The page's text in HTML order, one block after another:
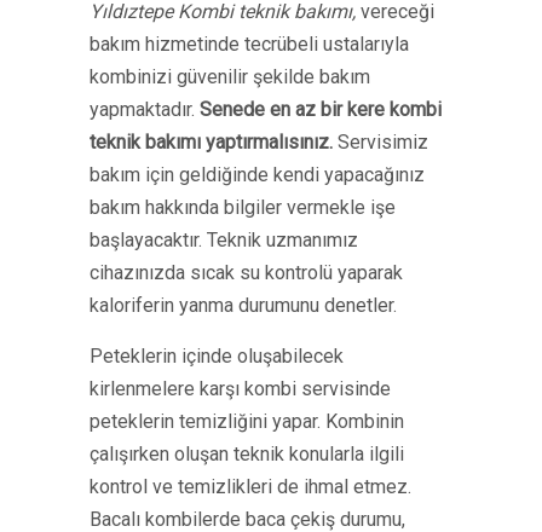
Yıldıztepe Kombi teknik bakımı, vereceği
bakım hizmetinde tecrübeli ustalarıyla
kombinizi güvenilir şekilde bakım
yapmaktadır. Senede en az bir kere kombi
teknik bakımı yaptırmalısınız. Servisimiz
bakım için geldiğinde kendi yapacağınız
bakım hakkında bilgiler vermekle işe
başlayacaktır. Teknik uzmanımız
cihazınızda sıcak su kontrolü yaparak
kaloriferin yanma durumunu denetler.
Peteklerin içinde oluşabilecek
kirlenmelere karşı kombi servisinde
peteklerin temizliğini yapar. Kombinin
çalışırken oluşan teknik konularla ilgili
kontrol ve temizlikleri de ihmal etmez.
Bacalı kombilerde baca çekiş durumu,